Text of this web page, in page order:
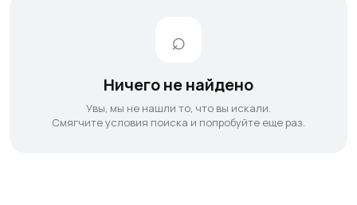
Ничего не найдено
Увы, мы не нашли то, что вы искали.
Смягчите условия поиска и попробуйте еще раз.